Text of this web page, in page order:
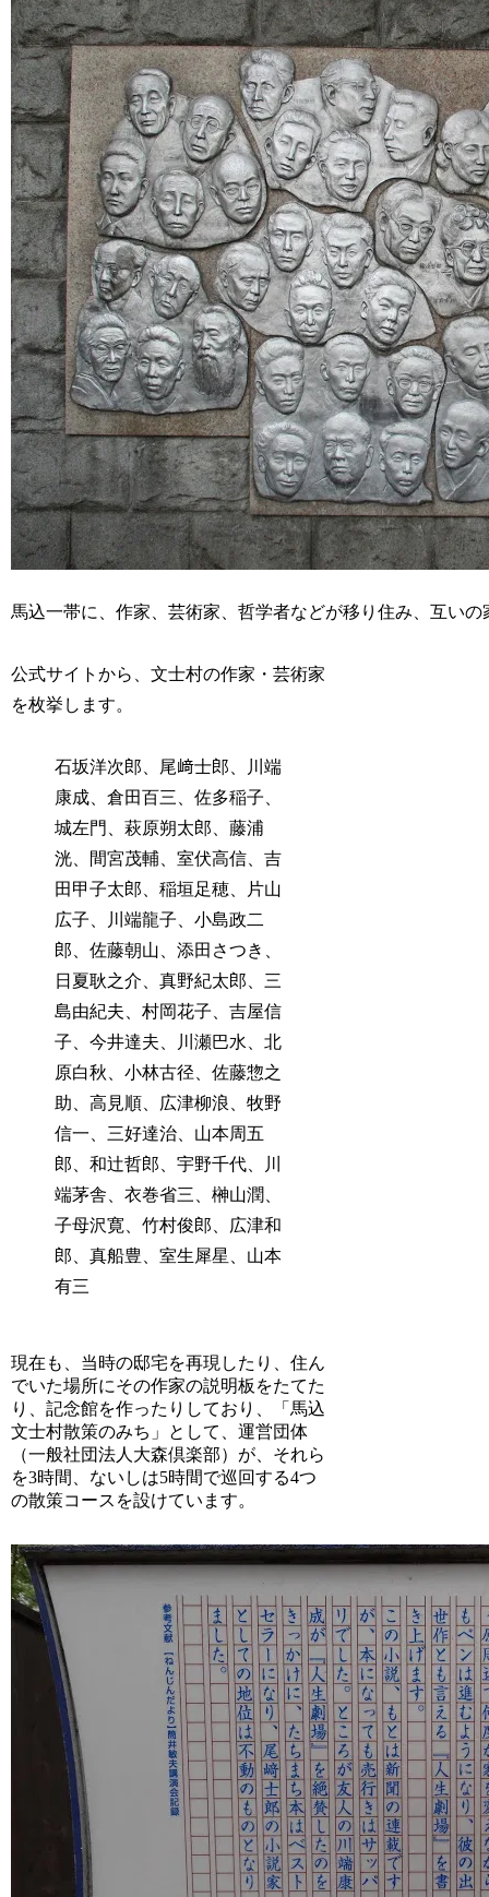
馬込一帯に、作家、芸術家、哲学者などが移り住み、互い
公式サイトから、文士村の作家・芸術家
を枚挙します。
石坂洋次郎、尾﨑士郎、川端
康成、倉田百三、佐多稲子、
城左門、萩原朔太郎、藤浦
洸、間宮茂輔、室伏高信、吉
田甲子太郎、稲垣足穂、片山
広子、川端龍子、小島政二
郎、佐藤朝山、添田さつき、
日夏耿之介、真野紀太郎、三
島由紀夫、村岡花子、吉屋信
子、今井達夫、川瀬巴水、北
原白秋、小林古径、佐藤惣之
助、高見順、広津柳浪、牧野
信一、三好達治、山本周五
郎、和辻哲郎、宇野千代、川
端茅舎、衣巻省三、榊山潤、
子母沢寛、竹村俊郎、広津和
郎、真船豊、室生犀星、山本
有三
現在も、当時の邸宅を再現したり、住ん
でいた場所にその作家の説明板をたてた
り、記念館を作ったりしており、「馬込
文士村散策のみち」として、運営団体
（一般社団法人大森倶楽部）が、それら
を3時間、ないしは5時間で巡回する4つ
の散策コースを設けています。